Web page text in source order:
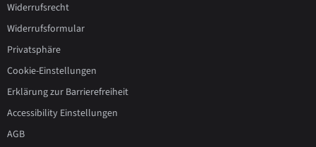
Widerrufsrecht
Widerrufsformular
Privatsphäre
Cookie-Einstellungen
Erklärung zur Barrierefreiheit
Accessibility Einstellungen
AGB